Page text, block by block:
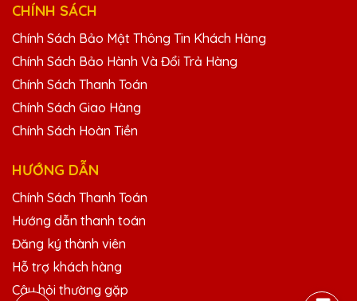
tiếp tục ủng hộ!
Ngô Thị Mai
25/11/2025
Kỷ niệm chương pha lê từ Quà Tặng Pha Lê
QTG luôn làm tôi hài lòng. Sản phẩm chất
Bùi Văn Thịnh
25/11/2025
không chỉ đẹp mà còn mang lại giá trị tinh
thần lớn cho người nhận.
CHÍNH SÁCH
Chính Sách Bảo Mật Thông Tin Khách Hàng
Chính Sách Bảo Hành Và Đổi Trả Hàng
Chính Sách Thanh Toán
Chính Sách Giao Hàng
Chính Sách Hoàn Tiền
HƯỚNG DẪN
Chính Sách Thanh Toán
Hướng dẫn thanh toán
Đăng ký thành viên
Hỗ trợ khách hàng
Câu hỏi thường gặp